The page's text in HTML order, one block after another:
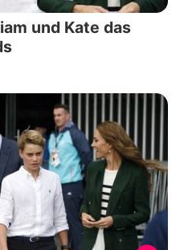
und Kate das